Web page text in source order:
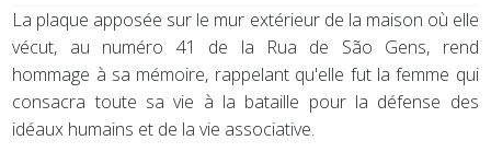
La plaque apposée sur le mur extérieur de la maison où elle
vécut, au numéro 41 de la Rua de São Gens, rend
hommage à sa mémoire, rappelant qu'elle fut la femme qui
consacra toute sa vie à la bataille pour la défense des
idéaux humains et de la vie associative.